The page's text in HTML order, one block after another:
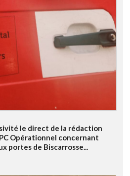
le direct de la rédaction
Opérationnel concernant
portes de Biscarrosse...